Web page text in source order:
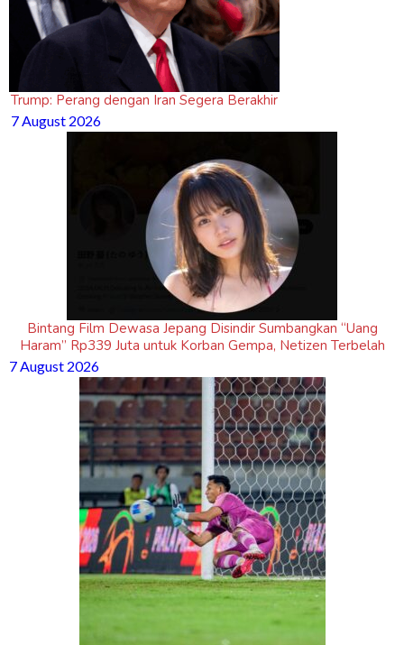
Trump: Perang dengan Iran Segera Berakhir
7 August 2026
Bintang Film Dewasa Jepang Disindir Sumbangkan “Uang
Haram” Rp339 Juta untuk Korban Gempa, Netizen Terbelah
7 August 2026